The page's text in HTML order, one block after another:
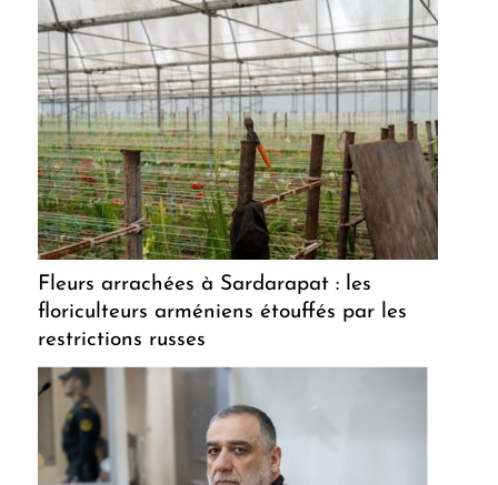
Fleurs arrachées à Sardarapat : les
floriculteurs arméniens étouffés par les
restrictions russes